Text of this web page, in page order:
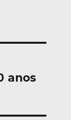
anos